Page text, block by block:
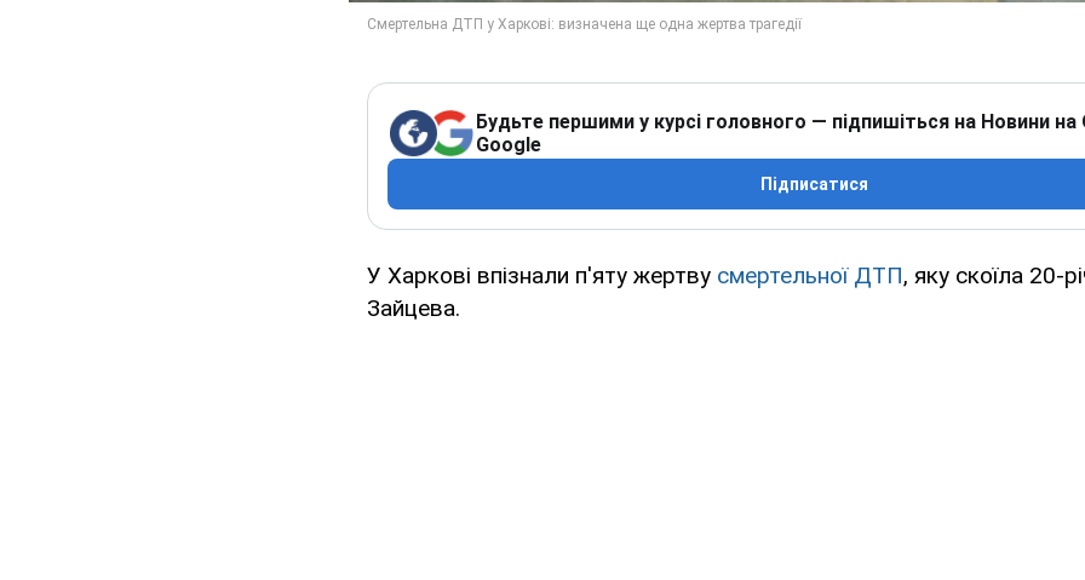
Будьте першими у курсі головного — підпишіться на Новини на
Google
Підписатися
У Харкові впізнали п'яту жертву смертельної ДТП, яку скоїла 20-
Зайцева.